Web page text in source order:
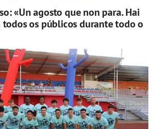
«Un agosto que non para. Hai
os públicos durante todo o